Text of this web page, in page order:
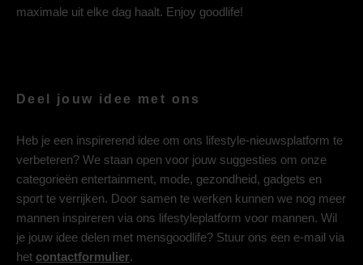
maximale uit elke dag haalt. Enjoy goodlife!
Deel jouw idee met ons
Heb je een inspirerend idee om ons lifestyle-nieuwsplatform te
verbeteren? We staan open voor jouw suggesties om onze
categorieën entertainment, mode, gezondheid, gadgets en
sport te verrijken. Door samen te werken kunnen we nog meer
mannen inspireren via ons lifestyleplatform voor mannen. Wil
je jouw idee delen met mensgoodlife? Stuur ons een e-mail via
het contactformulier.